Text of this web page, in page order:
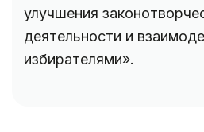
улучшения
деятельности и
избирателями».